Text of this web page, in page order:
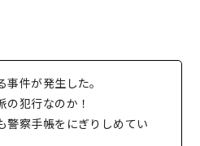
件が発生した。
の犯行なのか！
警察手帳をにぎりしめてい